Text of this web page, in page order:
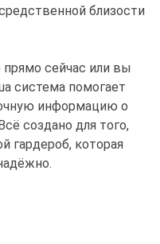
близости
сейчас или вы
система помогает
информацию о
создано для того,
гардероб, которая